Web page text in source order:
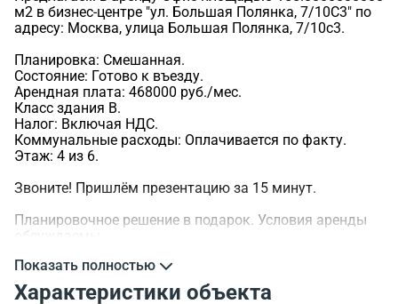
м2 в бизнес-центре "ул. Большая Полянка, 7/10С3" по
адресу: Москва, улица Большая Полянка, 7/10с3.
Планировка: Смешанная.
Состояние: Готово к въезду.
Арендная плата: 468000 руб./мес.
Класс здания B.
Налог: Включая НДС.
Коммунальные расходы: Оплачивается по факту.
Этаж: 4 из 6.
Звоните! Пришлём презентацию за 15 минут.
Планировочное решение в подарок. Условия аренды
обсуждаемы.
>ID объекта - 101998.
Показать полностью
Характеристики объекта